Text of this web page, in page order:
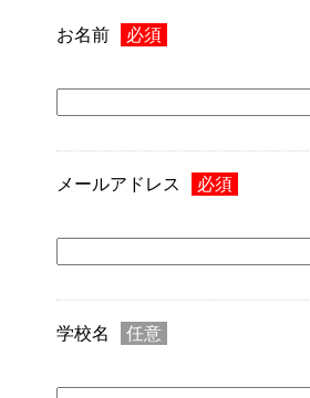
お名前 必須
メールアドレス 必須
学校名 任意